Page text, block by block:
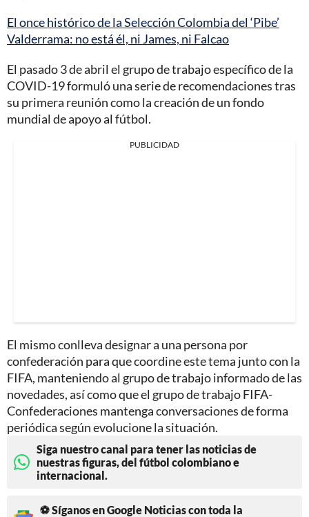
El once histórico de la Selección Colombia del ‘Pibe’
Valderrama: no está él, ni James, ni Falcao
El pasado 3 de abril el grupo de trabajo específico de la
COVID-19 formuló una serie de recomendaciones tras
su primera reunión como la creación de un fondo
mundial de apoyo al fútbol.
PUBLICIDAD
El mismo conlleva designar a una persona por
confederación para que coordine este tema junto con la
FIFA, manteniendo al grupo de trabajo informado de las
novedades, así como que el grupo de trabajo FIFA-
Confederaciones mantenga conversaciones de forma
periódica según evolucione la situación.
Siga nuestro canal para tener las noticias de
nuestras figuras, del fútbol colombiano e
internacional.
⚽ Síganos en Google Noticias con toda la